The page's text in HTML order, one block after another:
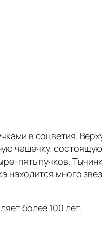
в соцветия.
чашечку,
пять пучков.
находится много
более 100 лет.